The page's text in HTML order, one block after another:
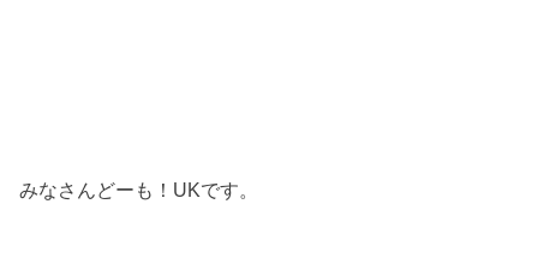
みなさんどーも！UKです。